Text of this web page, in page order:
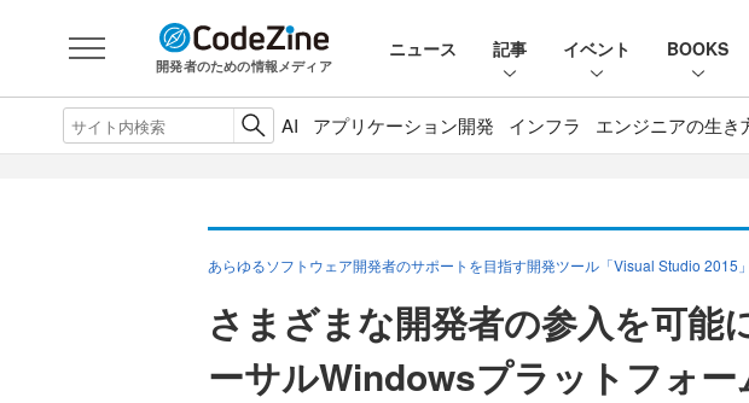
開発者のための情報メディア
ニュース 記事 イベント BOOKS
AI アプリケーション開発 インフラ エンジニアの生き
あらゆるソフトウェア開発者のサポートを目指す開発ツール「Visual Studio 2015
さまざまな開発者の参入を可能
ーサルWindowsプラットフォー